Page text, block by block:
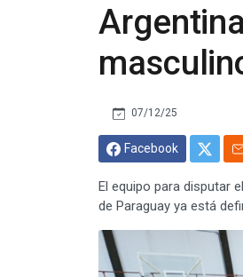
07/12/25
Facebook
El equipo para disputar
de Paraguay ya está